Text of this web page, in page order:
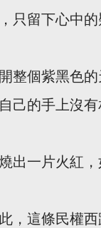
只留下心中
整個紫黑色
己的手上沒
出一片火紅
，這條民權